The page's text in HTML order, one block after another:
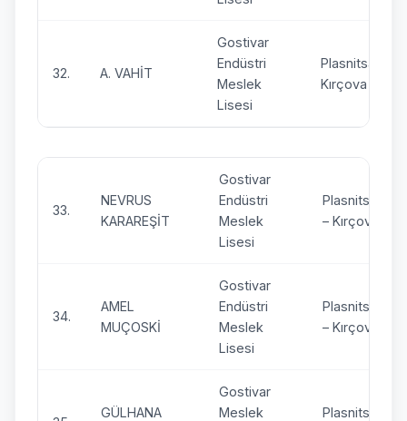
32. A. VAHİT
Gostivar
Endüstri
Meslek
Lisesi
Plasnitsa –
Kırçova
33.
NEVRUS
KARAREŞİT
Gostivar
Endüstri
Meslek
Lisesi
Plasnitsa
– Kırçova
34.
AMEL
MUÇOSKİ
Gostivar
Endüstri
Meslek
Lisesi
Plasnitsa
– Kırçova
GÜLHANA
Gostivar
Meslek
Plasnitsa